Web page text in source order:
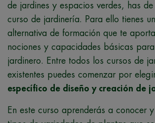
de jardines y espacios verdes, has
curso de jardinería. Para ello tienes
alternativa de formación que te
nociones y capacidades básicas
jardinero. Entre todos los cursos de
existentes puedes comenzar por
específico de diseño y creación de
En este curso aprenderás a conocer